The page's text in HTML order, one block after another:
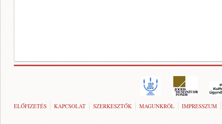
ELŐFIZETÉS KAPCSOLAT SZERKESZTŐK MAGUNKRÓL IMPRESSZUM